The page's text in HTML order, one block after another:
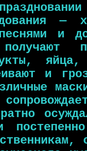
—
и
получают
яйца,
и